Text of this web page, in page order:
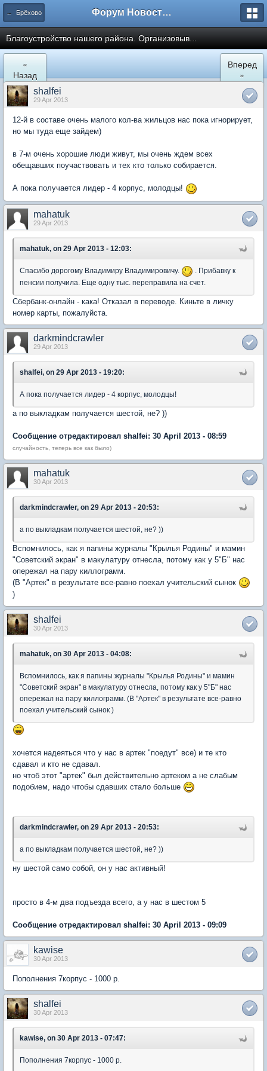
← Брёхово Форум Новостройки
Благоустройство нашего района. Организовыв...
«
Назад
Вперед
»
shalfei
29 Apr 2013
12-й в составе очень малого кол-ва жильцов нас пока игнорирует,
но мы туда еще зайдем)
в 7-м очень хорошие люди живут, мы очень ждем всех
обещавших поучаствовать и тех кто только собирается.
А пока получается лидер - 4 корпус, молодцы!
mahatuk
29 Apr 2013
mahatuk, on 29 Apr 2013 - 12:03:
Спасибо дорогому Владимиру Владимировичу.
. Прибавку к
пенсии получила. Еще одну тыс. переправила на счет.
Сбербанк-онлайн - кака! Отказал в переводе. Киньте в личку
номер карты, пожалуйста.
darkmindcrawler
29 Apr 2013
shalfei, on 29 Apr 2013 - 19:20:
А пока получается лидер - 4 корпус, молодцы!
а по выкладкам получается шестой, не? ))
Сообщение отредактировал shalfei: 30 April 2013 - 08:59
случайность, теперь все как было)
mahatuk
30 Apr 2013
darkmindcrawler, on 29 Apr 2013 - 20:53:
а по выкладкам получается шестой, не? ))
Вспомнилось, как я папины журналы "Крылья Родины" и мамин
"Советский экран" в макулатуру отнесла, потому как у 5"Б" нас
опережал на пару киллограмм.
(В "Артек" в результате все-равно поехал учительский сынок
)
shalfei
30 Apr 2013
mahatuk, on 30 Apr 2013 - 04:08:
Вспомнилось, как я папины журналы "Крылья Родины" и мамин
"Советский экран" в макулатуру отнесла, потому как у 5"Б" нас
опережал на пару киллограмм. (В "Артек" в результате все-равно
поехал учительский сынок )
хочется надеяться что у нас в артек "поедут" все) и те кто
сдавал и кто не сдавал.
но чтоб этот "артек" был действительно артеком а не слабым
подобием, надо чтобы сдавших стало больше
darkmindcrawler, on 29 Apr 2013 - 20:53:
а по выкладкам получается шестой, не? ))
ну шестой само собой, он у нас активный!
просто в 4-м два подъезда всего, а у нас в шестом 5
Сообщение отредактировал shalfei: 30 April 2013 - 09:09
kawise
30 Apr 2013
Пополнения 7корпус - 1000 р.
shalfei
30 Apr 2013
kawise, on 30 Apr 2013 - 07:47:
Пополнения 7корпус - 1000 р.